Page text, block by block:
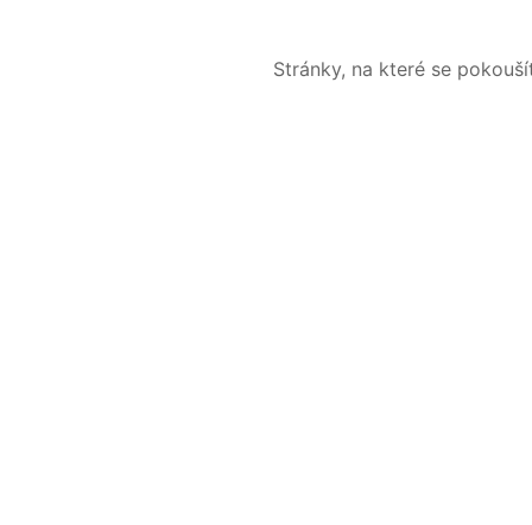
Stránky, na které se